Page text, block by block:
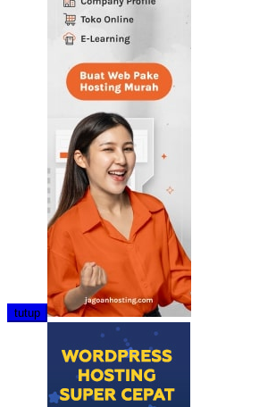
tutup